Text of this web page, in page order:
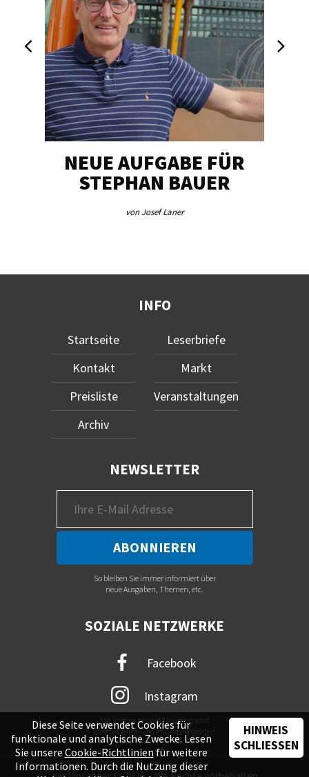
NEUE AUFGABE FÜR
STEPHAN BAUER
von Josef Laner
INFO
Startseite
Kontakt
Preisliste
Archiv
Leserbriefe
Markt
Veranstaltungen
NEWSLETTER
So bleiben Sie immer informiert über
neue Ausgaben, Themen, etc.
SOZIALE NETZWERKE
Facebook
Instagram
Mit immer neuem Newsfeed wird
unsere Online-Community begeistert
Diese Seite verwendet Cookies für
funktionale und analytische Zwecke. Lesen
Sie unsere Cookie-Richtlinien für weitere
Informationen. Durch die Nutzung dieser
HINWEIS
SCHLIESSEN